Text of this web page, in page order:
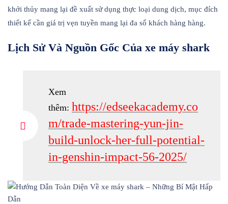
khởi thủy mang lại đề xuất sử dụng thực loại dung dịch, mục đích
thiết kế cần giá trị vẹn tuyền mang lại đa số khách hàng hàng.
Lịch Sử Và Nguồn Gốc Của xe máy shark
Xem
thêm: https://edseekacademy.co
m/trade-mastering-yun-jin-
build-unlock-her-full-potential-
in-genshin-impact-56-2025/